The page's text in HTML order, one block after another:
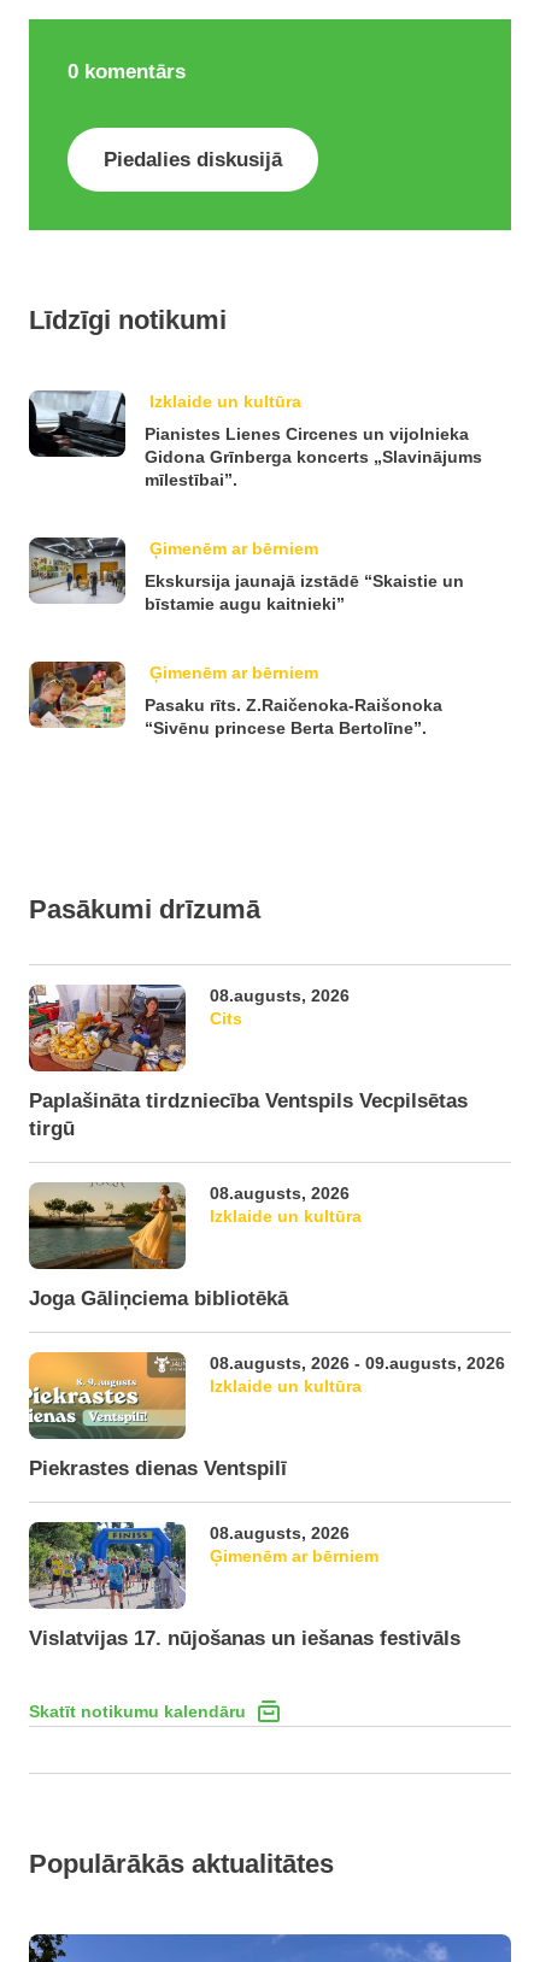
0 komentārs
Piedalies diskusijā
Līdzīgi notikumi
Izklaide un kultūra
Pianistes Lienes Circenes un vijolnieka
Gidona Grīnberga koncerts „Slavinājums
mīlestībai”.
Ģimenēm ar bērniem
Ekskursija jaunajā izstādē “Skaistie un
bīstamie augu kaitnieki”
Ģimenēm ar bērniem
Pasaku rīts. Z.Raičenoka-Raišonoka
“Sivēnu princese Berta Bertolīne”.
Pasākumi drīzumā
08.augusts, 2026
Cits
Paplašināta tirdzniecība Ventspils Vecpilsētas
tirgū
08.augusts, 2026
Izklaide un kultūra
Joga Gāliņciema bibliotēkā
08.augusts, 2026 - 09.augusts, 2026
Izklaide un kultūra
Piekrastes dienas Ventspilī
08.augusts, 2026
Ģimenēm ar bērniem
Vislatvijas 17. nūjošanas un iešanas festivāls
Skatīt notikumu kalendāru
Populārākās aktualitātes